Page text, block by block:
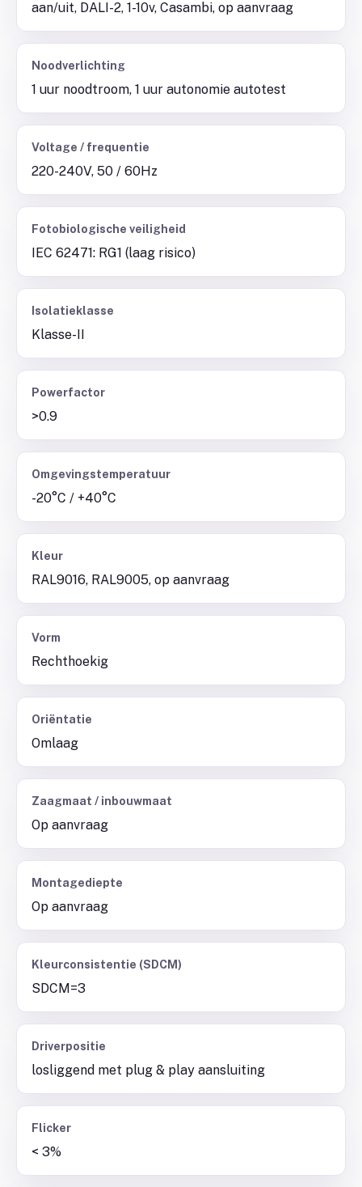
aan/uit, DALI-2, 1-10v, Casambi, op aanvraag
Noodverlichting
1 uur noodtroom, 1 uur autonomie autotest
Voltage / frequentie
220-240V, 50 / 60Hz
Fotobiologische veiligheid
IEC 62471: RG1 (laag risico)
Isolatieklasse
Klasse-II
Powerfactor
>0.9
Omgevingstemperatuur
-20°C / +40°C
Kleur
RAL9016, RAL9005, op aanvraag
Vorm
Rechthoekig
Oriëntatie
Omlaag
Zaagmaat / inbouwmaat
Op aanvraag
Montagediepte
Op aanvraag
Kleurconsistentie (SDCM)
SDCM=3
Driverpositie
losliggend met plug & play aansluiting
Flicker
< 3%